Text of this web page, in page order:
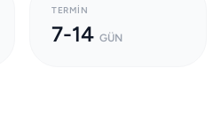
TERMIN
7-14 GÜN